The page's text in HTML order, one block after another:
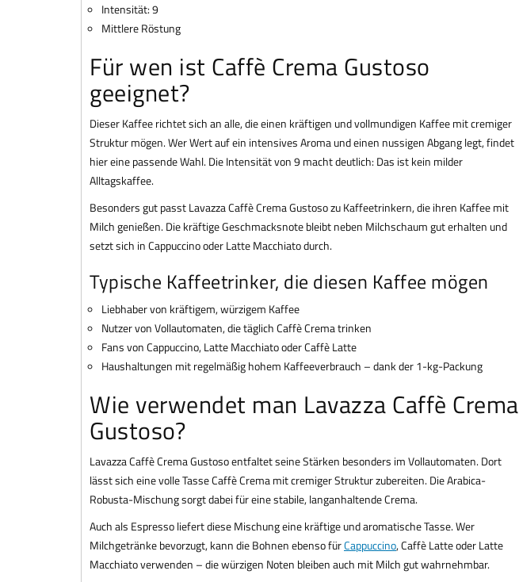
Intensität: 9
Mittlere Röstung
Für wen ist Caffè Crema Gustoso
geeignet?
Dieser Kaffee richtet sich an alle, die einen kräftigen und vollmundigen Kaffee mit cremiger
Struktur mögen. Wer Wert auf ein intensives Aroma und einen nussigen Abgang legt, findet
hier eine passende Wahl. Die Intensität von 9 macht deutlich: Das ist kein milder
Alltagskaffee.
Besonders gut passt Lavazza Caffè Crema Gustoso zu Kaffeetrinkern, die ihren Kaffee mit
Milch genießen. Die kräftige Geschmacksnote bleibt neben Milchschaum gut erhalten und
setzt sich in Cappuccino oder Latte Macchiato durch.
Typische Kaffeetrinker, die diesen Kaffee mögen
Liebhaber von kräftigem, würzigem Kaffee
Nutzer von Vollautomaten, die täglich Caffè Crema trinken
Fans von Cappuccino, Latte Macchiato oder Caffè Latte
Haushaltungen mit regelmäßig hohem Kaffeeverbrauch – dank der 1-kg-Packung
Wie verwendet man Lavazza Caffè Crema
Gustoso?
Lavazza Caffè Crema Gustoso entfaltet seine Stärken besonders im Vollautomaten. Dort
lässt sich eine volle Tasse Caffè Crema mit cremiger Struktur zubereiten. Die Arabica-
Robusta-Mischung sorgt dabei für eine stabile, langanhaltende Crema.
Auch als Espresso liefert diese Mischung eine kräftige und aromatische Tasse. Wer
Milchgetränke bevorzugt, kann die Bohnen ebenso fürCappuccino, Caffè Latte oder Latte
Macchiato verwenden – die würzigen Noten bleiben auch mit Milch gut wahrnehmbar.